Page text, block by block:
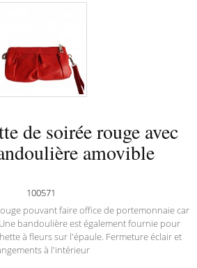
de soirée rouge avec
amovible
100571
pouvant faire office de portemonnaie car
bandoulière est également fournie pour
à fleurs sur l'épaule. Fermeture éclair et
à l'intérieur